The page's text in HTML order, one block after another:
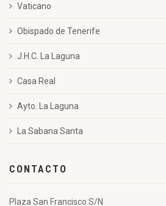
Vaticano
Obispado de Tenerife
J.H.C. La Laguna
Casa Real
Ayto. La Laguna
La Sabana Santa
CONTACTO
Plaza San Francisco S/N